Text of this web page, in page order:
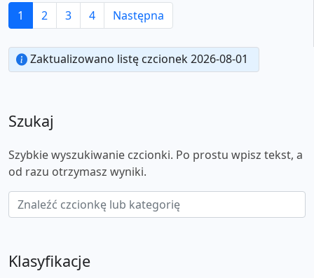
1 2 3 4 Następna
Zaktualizowano listę czcionek 2026-08-01
Szukaj
Szybkie wyszukiwanie czcionki. Po prostu wpisz tekst, a
od razu otrzymasz wyniki.
Klasyfikacje